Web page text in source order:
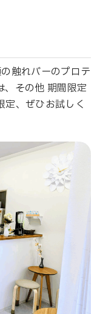
触れバーのプロテ
、その他 期間限定
定、ぜひお試しく